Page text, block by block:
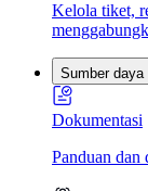
Kelola tiket,
Sumber daya
Dokumentasi
Panduan dan